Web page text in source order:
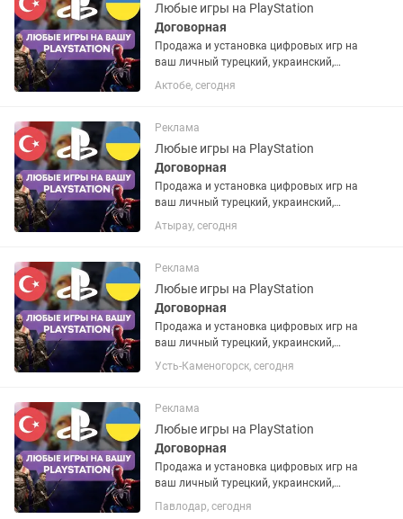
Любые игры на PlayStation
Договорная
Продажа и установка цифровых игр на
ваш личный турецкий, украинский,
американский или польский PSN
аккаунт. Если аккаунта нет – помогу
запросу. Работают на PS4 и...
Актобе, сегодня
Реклама
Любые игры на PlayStation
Договорная
Продажа и установка цифровых игр на
ваш личный турецкий, украинский,
американский или польский PSN
аккаунт. Если аккаунта нет – помогу
запросу. Работают на PS4 и...
Атырау, сегодня
Реклама
Любые игры на PlayStation
Договорная
Продажа и установка цифровых игр на
ваш личный турецкий, украинский,
американский или польский PSN
запросу. Работают на PS4 и...
Усть-Каменогорск, сегодня
Реклама
Любые игры на PlayStation
Договорная
Продажа и установка цифровых игр на
ваш личный турецкий, украинский,
американский или польский PSN
аккаунт. Если аккаунта нет – помогу
Павлодар, сегодня